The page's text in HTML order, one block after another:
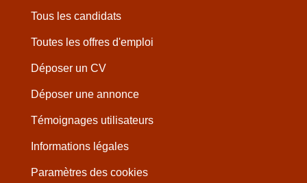
Tous les candidats
Toutes les offres d'emploi
Déposer un CV
Déposer une annonce
Témoignages utilisateurs
Informations légales
Paramètres des cookies